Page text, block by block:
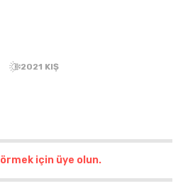
2021 KIŞ
için üye olun.